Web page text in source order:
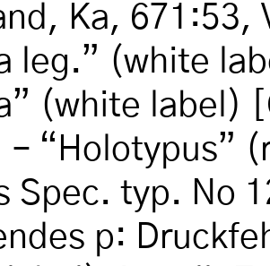
Ka,
leg.” (white
(white label)
“Holotypus”
Spec. typ. No
p: